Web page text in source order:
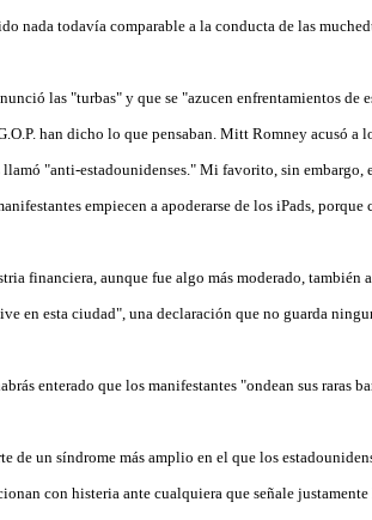
nada todavía comparable a la conducta de las
las "turbas" y que se "azucen enfrentamientos de
han dicho lo que pensaban. Mitt Romney acusó a
"anti-estadounidenses." Mi favorito, sin embargo,
empiecen a apoderarse de los iPads, porque
financiera, aunque fue algo más moderado, también
en esta ciudad", una declaración que no guarda
enterado que los manifestantes "ondean sus raras
de un síndrome más amplio en el que los
con histeria ante cualquiera que señale